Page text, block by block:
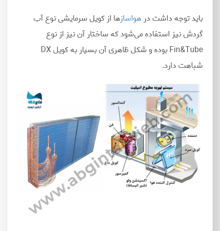
باید توجه داشت درهواسازها از کویل سرمایشی نوع آب
گردش نیز استفاده میشود که ساختار آن نیز از نوع
Fin&Tube بوده و شکل ظاهری آن بسیار به کویل DX
شباهت دارد.